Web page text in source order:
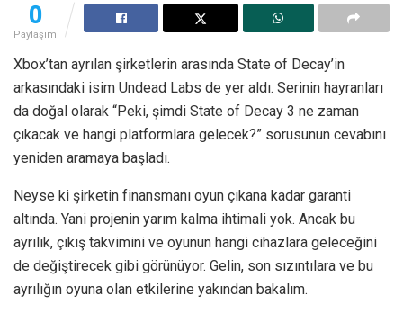
0
Paylaşım
Xbox’tan ayrılan şirketlerin arasında State of Decay’in
arkasındaki isim Undead Labs de yer aldı. Serinin hayranları
da doğal olarak “Peki, şimdi State of Decay 3 ne zaman
çıkacak ve hangi platformlara gelecek?” sorusunun cevabını
yeniden aramaya başladı.
Neyse ki şirketin finansmanı oyun çıkana kadar garanti
altında. Yani projenin yarım kalma ihtimali yok. Ancak bu
ayrılık, çıkış takvimini ve oyunun hangi cihazlara geleceğini
de değiştirecek gibi görünüyor. Gelin, son sızıntılara ve bu
ayrılığın oyuna olan etkilerine yakından bakalım.